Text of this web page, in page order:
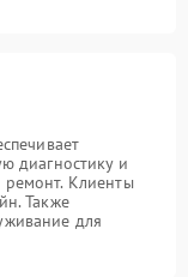
диагностику и
ремонт. Клиенты
Также
для